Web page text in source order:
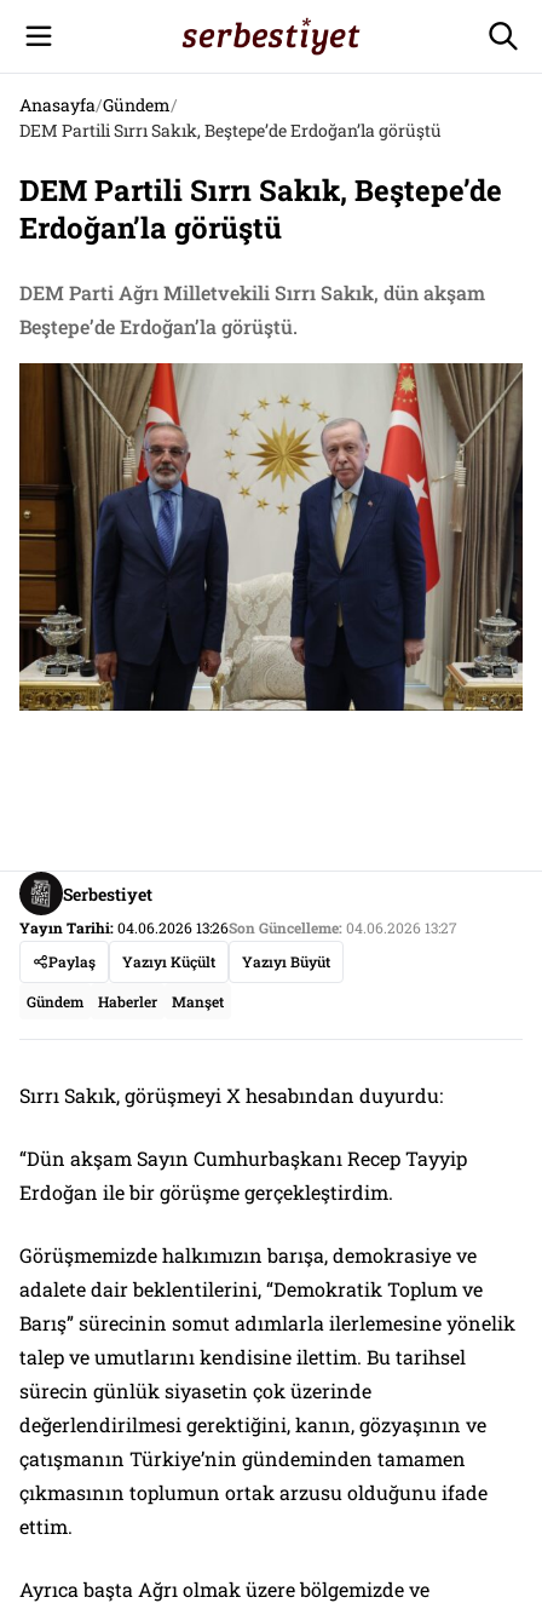
Anasayfa/Gündem/
DEM Partili Sırrı Sakık, Beştepe’de Erdoğan’la görüştü
DEM Partili Sırrı Sakık, Beştepe’de
Erdoğan’la görüştü
DEM Parti Ağrı Milletvekili Sırrı Sakık, dün akşam
Beştepe’de Erdoğan’la görüştü.
Serbestiyet
Yayın Tarihi:04.06.2026 13:26Son Güncelleme:04.06.2026 13:27
Paylaş
Yazıyı Küçült Yazıyı Büyüt
Gündem Haberler Manşet
Sırrı Sakık, görüşmeyi X hesabından duyurdu:
“Dün akşam Sayın Cumhurbaşkanı Recep Tayyip
Erdoğan ile bir görüşme gerçekleştirdim.
Görüşmemizde halkımızın barışa, demokrasiye ve
adalete dair beklentilerini, “Demokratik Toplum ve
Barış” sürecinin somut adımlarla ilerlemesine yönelik
talep ve umutlarını kendisine ilettim. Bu tarihsel
sürecin günlük siyasetin çok üzerinde
değerlendirilmesi gerektiğini, kanın, gözyaşının ve
çatışmanın Türkiye’nin gündeminden tamamen
çıkmasının toplumun ortak arzusu olduğunu ifade
ettim.
Ayrıca başta Ağrı olmak üzere bölgemizde ve